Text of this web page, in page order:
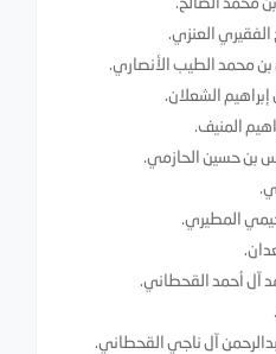
العنزي.
بن محمد الطيب الأنصاري.
الشعلان.
المنيف.
بن حسين الحازمي.
المطيري.
آل أحمد القحطاني.
آل ناجي القحطاني.